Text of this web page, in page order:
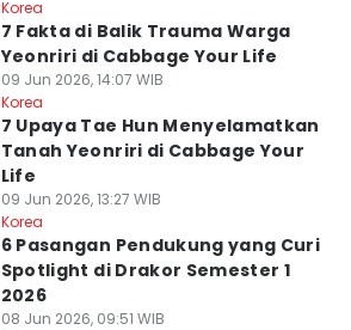
Korea
7 Fakta di Balik Trauma Warga
Yeonriri di Cabbage Your Life
09 Jun 2026, 14:07 WIB
Korea
7 Upaya Tae Hun Menyelamatkan
Tanah Yeonriri di Cabbage Your
Life
09 Jun 2026, 13:27 WIB
Korea
6 Pasangan Pendukung yang Curi
Spotlight di Drakor Semester 1
2026
08 Jun 2026, 09:51 WIB